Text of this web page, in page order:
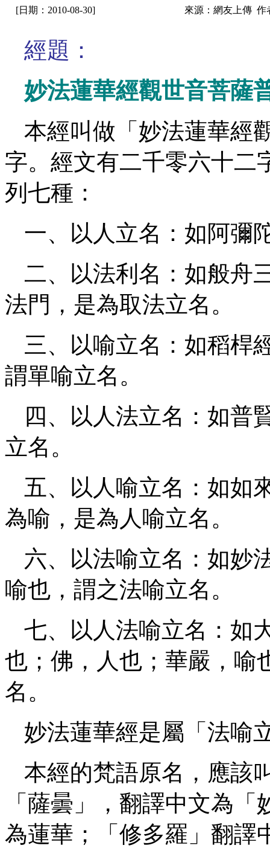
[日期：2010-08-30] 來源：網友上傳 作
經題：
妙法蓮華經觀世音菩薩
本經叫做「妙法蓮華經
字。經文有二千零六十二
列七種：
一、以人立名：如阿彌
二、以法利名：如般舟
法門，是為取法立名。
三、以喻立名：如稻桿
謂單喻立名。
四、以人法立名：如普
立名。
五、以人喻立名：如如
為喻，是為人喻立名。
六、以法喻立名：如妙
喻也，謂之法喻立名。
七、以人法喻立名：如
也；佛，人也；華嚴，喻
名。
妙法蓮華經是屬「法喻
本經的梵語原名，應該
「薩曇」，翻譯中文為
為蓮華；「修多羅」翻譯